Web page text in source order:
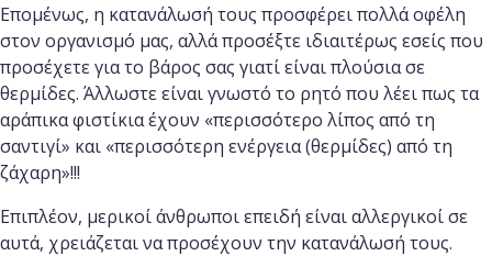
Επομένως, η κατανάλωσή τους προσφέρει πολλά οφέλη
στον οργανισμό μας, αλλά προσέξτε ιδιαιτέρως εσείς που
προσέχετε για το βάρος σας γιατί είναι πλούσια σε
θερμίδες. Άλλωστε είναι γνωστό το ρητό που λέει πως τα
αράπικα φιστίκια έχουν «περισσότερο λίπος από τη
σαντιγί» και «περισσότερη ενέργεια (θερμίδες) από τη
ζάχαρη»!!!
Επιπλέον, μερικοί άνθρωποι επειδή είναι αλλεργικοί σε
αυτά, χρειάζεται να προσέχουν την κατανάλωσή τους.